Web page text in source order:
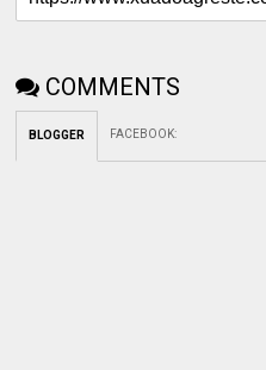
COMMENTS
BLOGGER FACEBOOK: